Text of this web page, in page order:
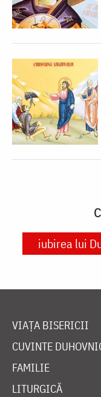
iubirea lui
VIAȚA BISERICII
CUVINTE
FAMILIE
LITURGICĂ